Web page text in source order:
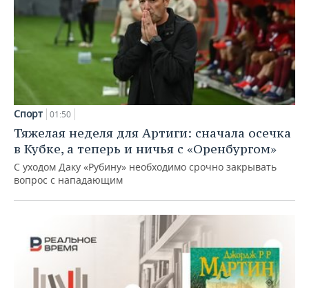
Спорт 01:50
Тяжелая неделя для Артиги: сначала осечка
в Кубке, а теперь и ничья с «Оренбургом»
С уходом Даку «Рубину» необходимо срочно закрывать
вопрос с нападающим